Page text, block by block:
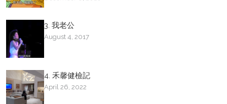
3. 我老公
August 4, 2017
4. 禾馨健檢記
April 26, 2022